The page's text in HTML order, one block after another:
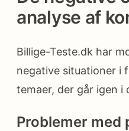
analyse af
Billige-Teste.dk har
negative situationer i
temaer, der går igen i
Problemer